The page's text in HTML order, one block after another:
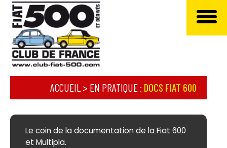
ACCUEIL > EN PRATIQUE : DOCS FIAT 600
Le coin de la documentation de la Fiat 600
et Multipla.